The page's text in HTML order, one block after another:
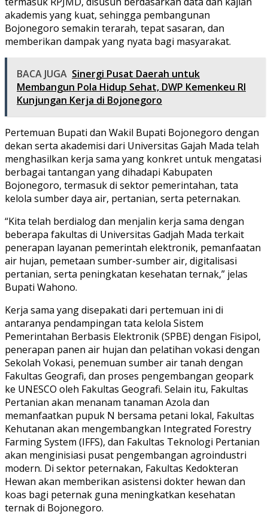
akademis yang kuat, sehingga pembangunan
Bojonegoro semakin terarah, tepat sasaran, dan
memberikan dampak yang nyata bagi masyarakat.
BACA JUGA Sinergi Pusat Daerah untuk
Membangun Pola Hidup Sehat, DWP Kemenkeu RI
Kunjungan Kerja di Bojonegoro
Pertemuan Bupati dan Wakil Bupati Bojonegoro dengan
dekan serta akademisi dari Universitas Gajah Mada telah
menghasilkan kerja sama yang konkret untuk mengatasi
berbagai tantangan yang dihadapi Kabupaten
Bojonegoro, termasuk di sektor pemerintahan, tata
kelola sumber daya air, pertanian, serta peternakan.
“Kita telah berdialog dan menjalin kerja sama dengan
beberapa fakultas di Universitas Gadjah Mada terkait
penerapan layanan pemerintah elektronik, pemanfaatan
air hujan, pemetaan sumber-sumber air, digitalisasi
pertanian, serta peningkatan kesehatan ternak,” jelas
Bupati Wahono.
Kerja sama yang disepakati dari pertemuan ini di
antaranya pendampingan tata kelola Sistem
Pemerintahan Berbasis Elektronik (SPBE) dengan Fisipol,
penerapan panen air hujan dan pelatihan vokasi dengan
Sekolah Vokasi, penemuan sumber air tanah dengan
Fakultas Geografi, dan proses pengembangan geopark
ke UNESCO oleh Fakultas Geografi. Selain itu, Fakultas
Pertanian akan menanam tanaman Azola dan
memanfaatkan pupuk N bersama petani lokal, Fakultas
Kehutanan akan mengembangkan Integrated Forestry
Farming System (IFFS), dan Fakultas Teknologi Pertanian
akan menginisiasi pusat pengembangan agroindustri
modern. Di sektor peternakan, Fakultas Kedokteran
Hewan akan memberikan asistensi dokter hewan dan
koas bagi peternak guna meningkatkan kesehatan
ternak di Bojonegoro.